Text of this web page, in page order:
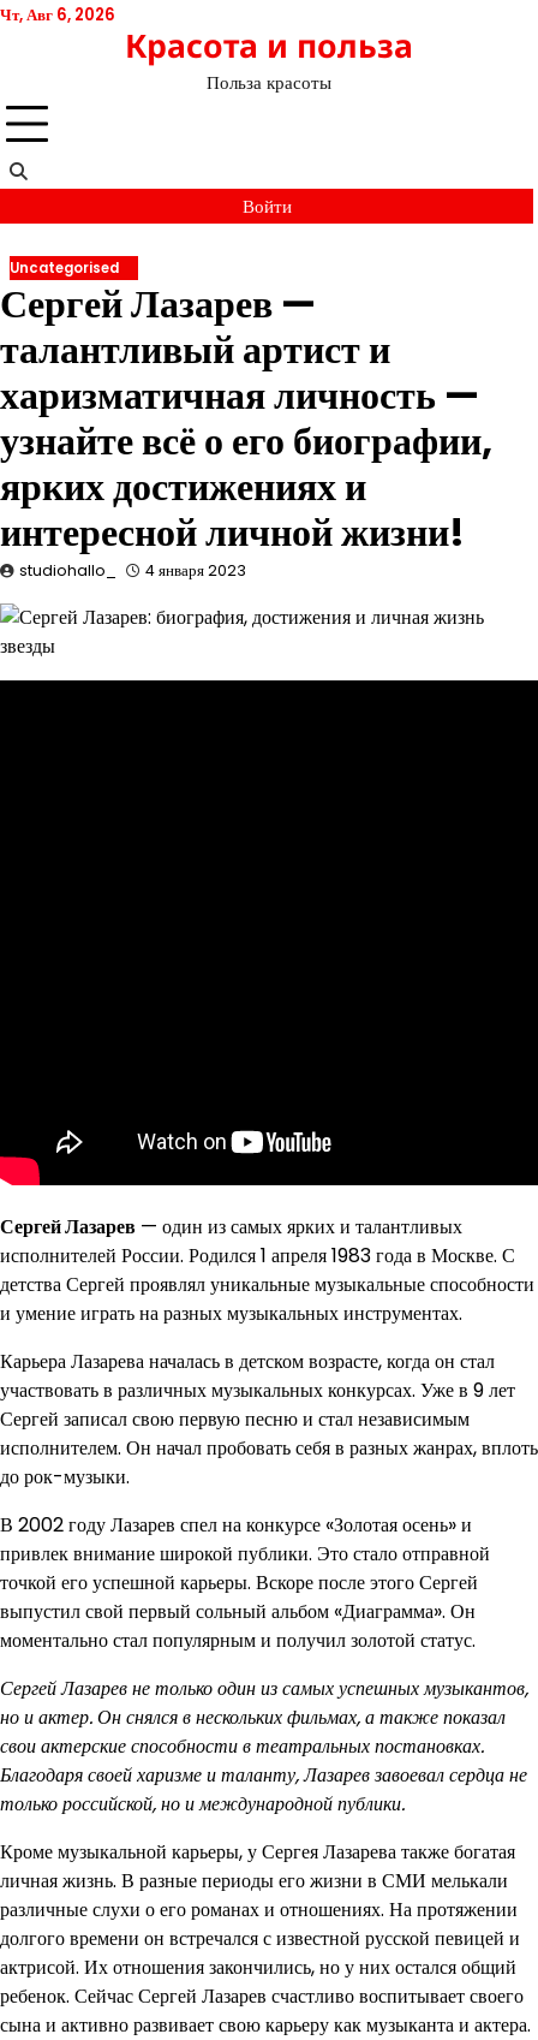
Перейти
Чт, Авг 6, 2026
Красота и польза
Польза красоты
Войти
Uncategorised
Сергей Лазарев —
талантливый артист и
харизматичная личность —
узнайте всё о его биографии,
ярких достижениях и
интересной личной жизни!
studiohallo_ 4 января 2023
Сергей Лазарев — один из самых ярких и талантливых
исполнителей России. Родился 1 апреля 1983 года в Москве. С
детства Сергей проявлял уникальные музыкальные способности
и умение играть на разных музыкальных инструментах.
Карьера Лазарева началась в детском возрасте, когда он стал
участвовать в различных музыкальных конкурсах. Уже в 9 лет
Сергей записал свою первую песню и стал независимым
исполнителем. Он начал пробовать себя в разных жанрах, вплоть
до рок-музыки.
В 2002 году Лазарев спел на конкурсе «Золотая осень» и
привлек внимание широкой публики. Это стало отправной
точкой его успешной карьеры. Вскоре после этого Сергей
выпустил свой первый сольный альбом «Диаграмма». Он
моментально стал популярным и получил золотой статус.
Сергей Лазарев не только один из самых успешных музыкантов,
но и актер. Он снялся в нескольких фильмах, а также показал
свои актерские способности в театральных постановках.
Благодаря своей харизме и таланту, Лазарев завоевал сердца не
только российской, но и международной публики.
Кроме музыкальной карьеры, у Сергея Лазарева также богатая
личная жизнь. В разные периоды его жизни в СМИ мелькали
различные слухи о его романах и отношениях. На протяжении
долгого времени он встречался с известной русской певицей и
актрисой. Их отношения закончились, но у них остался общий
ребенок. Сейчас Сергей Лазарев счастливо воспитывает своего
сына и активно развивает свою карьеру как музыканта и актера.